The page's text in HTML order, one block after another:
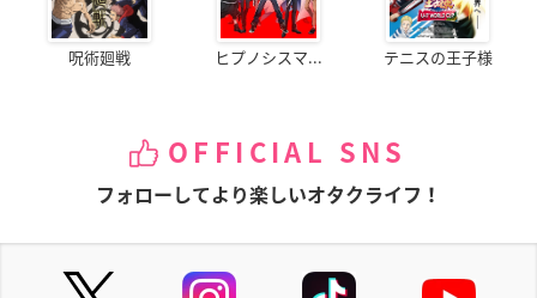
呪術廻戦 ヒプノシスマ... テニスの王子様
OFFICIAL SNS
フォローしてより楽しいオタクライフ！